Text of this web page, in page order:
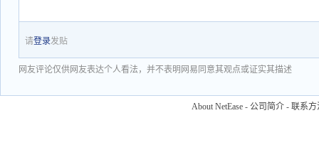
请登录发贴
网友评论仅供网友表达个人看法，并不表明网易同意其观点或证实其描述
About NetEase - 公司简介 - 联系方